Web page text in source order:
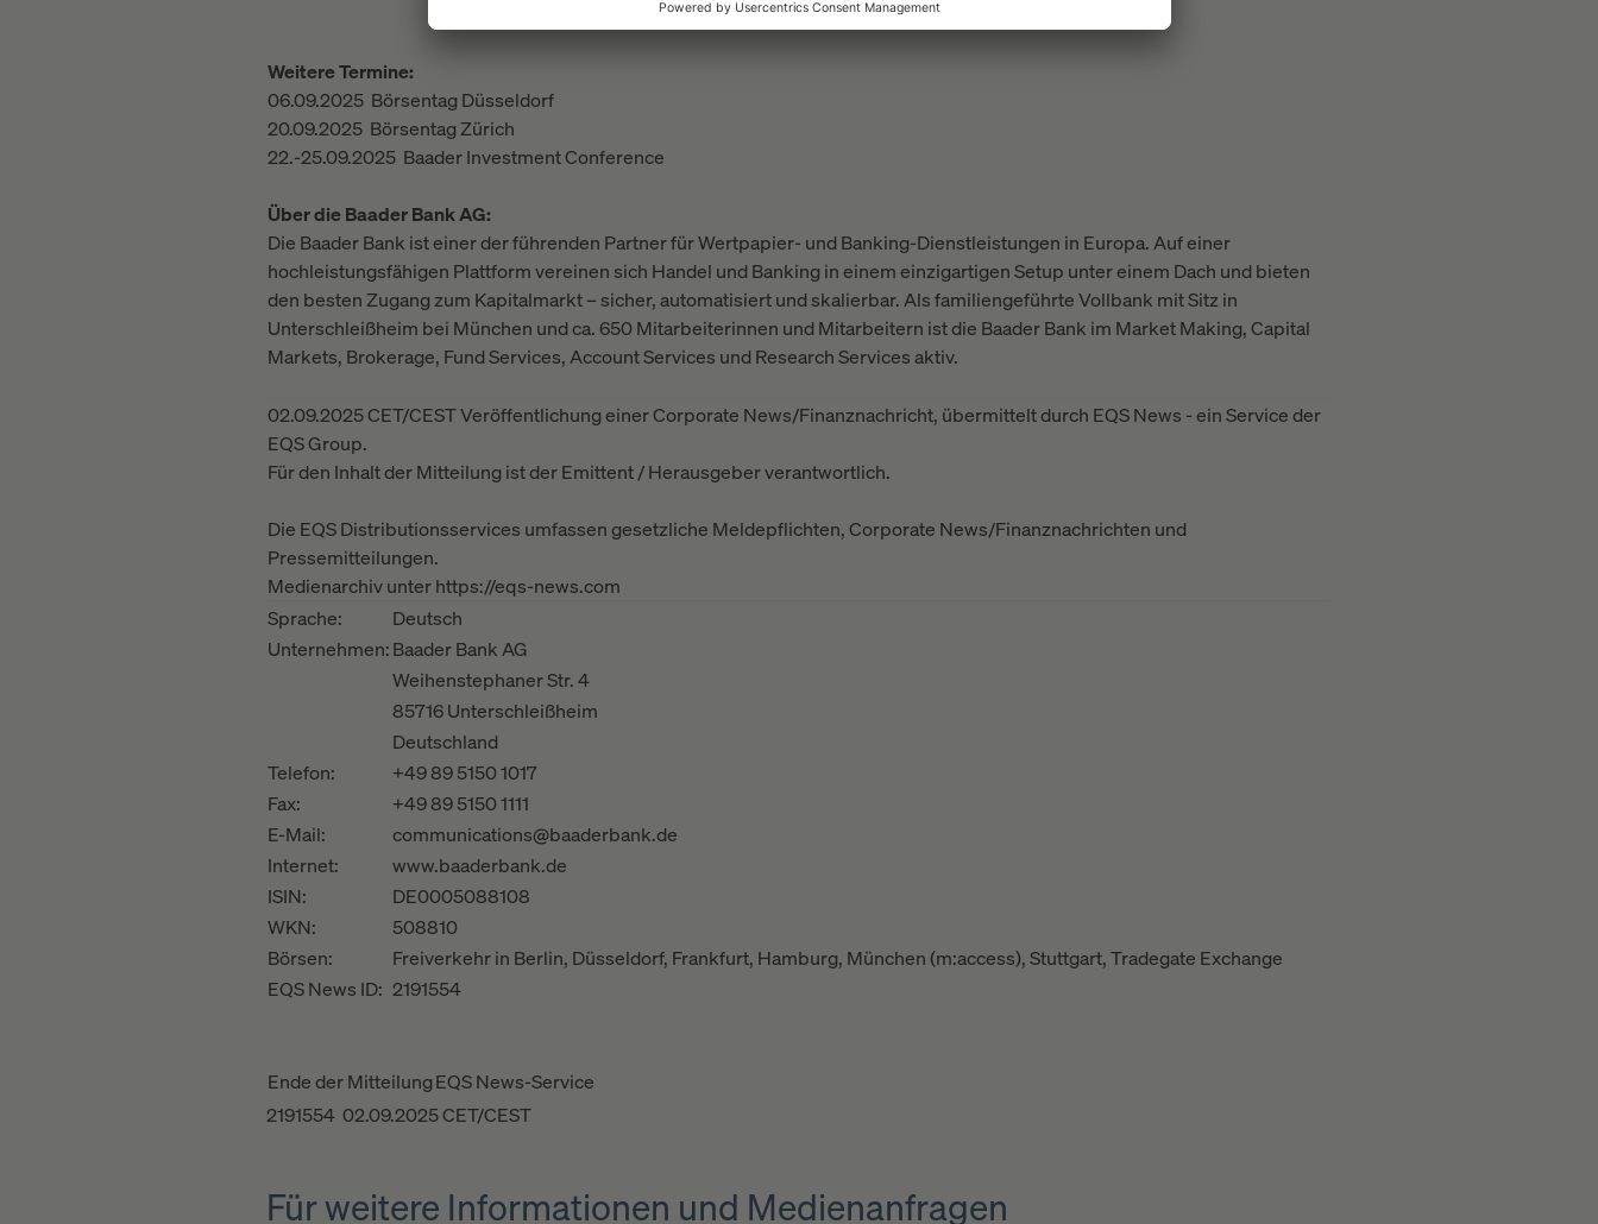
Weitere Termine:
06.09.2025 Börsentag Düsseldorf
20.09.2025 Börsentag Zürich
22.-25.09.2025 Baader Investment Conference
Über die Baader Bank AG:
Die Baader Bank ist einer der führenden Partner für Wertpapier- und Banking-Dienstleistungen in Europa. Auf einer
hochleistungsfähigen Plattform vereinen sich Handel und Banking in einem einzigartigen Setup unter einem Dach und bieten
den besten Zugang zum Kapitalmarkt – sicher, automatisiert und skalierbar. Als familiengeführte Vollbank mit Sitz in
Unterschleißheim bei München und ca. 650 Mitarbeiterinnen und Mitarbeitern ist die Baader Bank im Market Making, Capital
Markets, Brokerage, Fund Services, Account Services und Research Services aktiv.
02.09.2025 CET/CEST Veröffentlichung einer Corporate News/Finanznachricht, übermittelt durch EQS News - ein Service der
EQS Group.
Für den Inhalt der Mitteilung ist der Emittent / Herausgeber verantwortlich.
Die EQS Distributionsservices umfassen gesetzliche Meldepflichten, Corporate News/Finanznachrichten und
Pressemitteilungen.
Medienarchiv unter https://eqs-news.com
Sprache:
Deutsch
Unternehmen:Baader Bank AG
Weihenstephaner Str. 4
85716 Unterschleißheim
Deutschland
Telefon:
+49 89 5150 1017
Fax:
+49 89 5150 1111
E-Mail:
communications@baaderbank.de
Internet:
www.baaderbank.de
ISIN:
DE0005088108
WKN:
508810
Börsen:
Freiverkehr in Berlin, Düsseldorf, Frankfurt, Hamburg, München (m:access), Stuttgart, Tradegate Exchange
EQS News ID: 2191554
Ende der MitteilungEQS News-Service
2191554 02.09.2025 CET/CEST
Für weitere Informationen und Medienanfragen